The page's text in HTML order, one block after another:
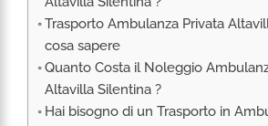
Trasporto Ambulanza Privata
cosa sapere
Quanto Costa il Noleggio
Altavilla Silentina ?
Hai bisogno di un Trasporto in